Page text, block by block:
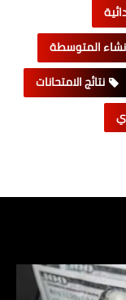
المتوسطة
نتائج الامتحانات